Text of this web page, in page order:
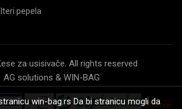
pepela
za usisivače. All rights reserved
AG solutions & WIN-BAG
win-bag.rs Da bi stranicu mogli da